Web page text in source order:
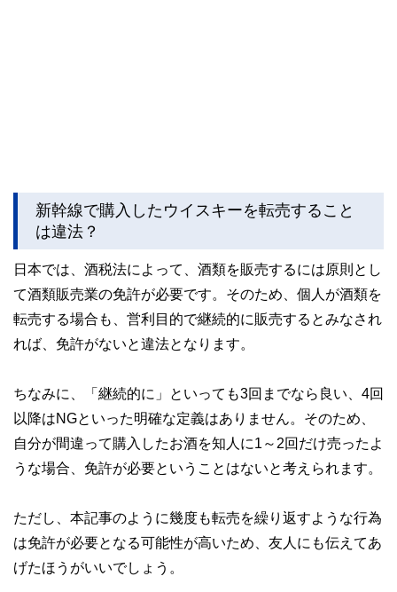
新幹線で購入したウイスキーを転売すること
は違法？
日本では、酒税法によって、酒類を販売するには原則とし
て酒類販売業の免許が必要です。そのため、個人が酒類を
転売する場合も、営利目的で継続的に販売するとみなされ
れば、免許がないと違法となります。
ちなみに、「継続的に」といっても3回までなら良い、4回
以降はNGといった明確な定義はありません。そのため、
自分が間違って購入したお酒を知人に1～2回だけ売ったよ
うな場合、免許が必要ということはないと考えられます。
ただし、本記事のように幾度も転売を繰り返すような行為
は免許が必要となる可能性が高いため、友人にも伝えてあ
げたほうがいいでしょう。